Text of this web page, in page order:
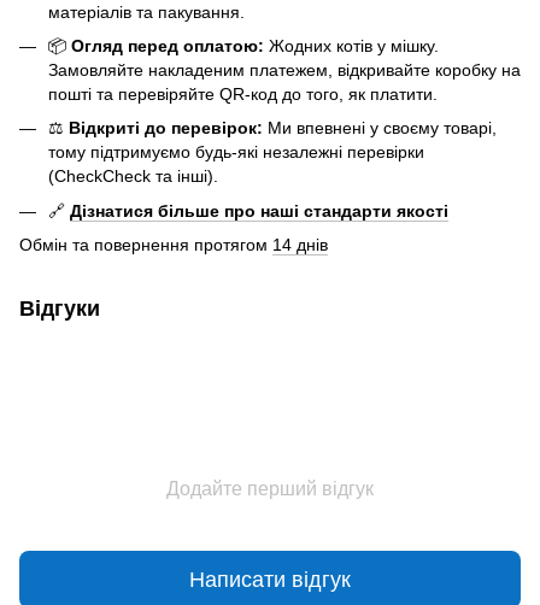
матеріалів та пакування.
📦 Огляд перед оплатою: Жодних котів у мішку.
Замовляйте накладеним платежем, відкривайте коробку на
пошті та перевіряйте QR-код до того, як платити.
⚖️ Відкриті до перевірок: Ми впевнені у своєму товарі,
тому підтримуємо будь-які незалежні перевірки
(CheckCheck та інші).
🔗 Дізнатися більше про наші стандарти якості
Обмін та повернення протягом 14 днів
Відгуки
Додайте перший відгук
Написати відгук